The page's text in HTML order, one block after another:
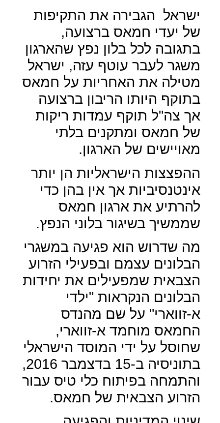
ישראל הגבירה את התקיפות
של יעדי חמאס ברצועה,
בתגובה לכל בלון נפץ שהארגון
משגר לעבר עוטף עזה, ישראל
מטילה את האחריות על חמאס
בתוקף היותו הריבון ברצועה
אך צה"ל תוקף עמדות ריקות
של חמאס ומתקנים בלתי
מאויישים של הארגון.
ההפצצות הישראליות הן יותר
אינטנסיביות אך אין בהן כדי
להרתיע את ארגון חמאס
שממשיך בשיגור בלוני הנפץ.
מה שדרוש הוא פגיעה במשגרי
הבלונים עצמם ובפעילי הזרוע
הצבאית שמפעילים את יחידות
הבלונים הנקראות "ילדי
א-זווארי" על שם מהנדס
החמאס מוחמד א-זווארי,
שחוסל על ידי המוסד הישראלי
בתוניסיה ב-15 בדצמבר 2016,
והתמחה בפיתוח כלי טיס עבור
הזרוע הצבאית של חמאס.